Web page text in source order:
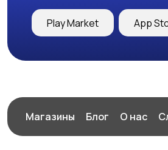
Play Market App
Магазины Блог О нас